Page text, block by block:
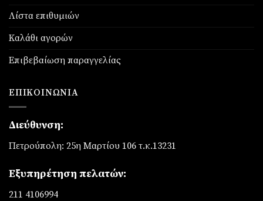
Λίστα επιθυμιών
Καλάθι αγορών
Επιβεβαίωση παραγγελίας
ΕΠΙΚΟΙΝΩΝΊΑ
Διεύθυνση:
Πετρούπολη: 25η Μαρτίου 106 τ.κ.13231
Εξυπηρέτηση πελατών:
211 4106994